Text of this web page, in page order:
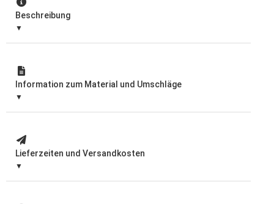
Beschreibung
Information zum Material und Umschläge
Lieferzeiten und Versandkosten